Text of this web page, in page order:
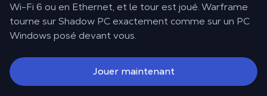
Wi-Fi 6 ou en Ethernet, et le tour est joué. Warframe
tourne sur Shadow PC exactement comme sur un PC
Windows posé devant vous.
Jouer maintenant